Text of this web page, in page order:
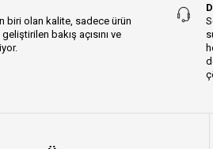
biri olan kalite, sadece ürün
bakış açısını ve